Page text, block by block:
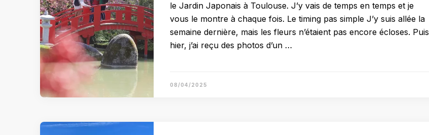
le Jardin Japonais à Toulouse. J’y vais de temps en temps et je
vous le montre à chaque fois. Le timing pas simple J’y suis allée la
semaine dernière, mais les fleurs n’étaient pas encore écloses. Puis
hier, j’ai reçu des photos d’un …
08/04/2025